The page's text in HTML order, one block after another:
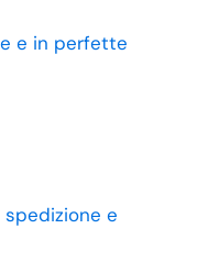
e in perfette
e